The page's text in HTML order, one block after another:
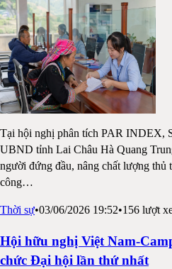
Tại hội nghị phân tích PAR INDEX,
UBND tỉnh Lai Châu Hà Quang
người đứng đầu, nâng chất lượng thủ
công…
Thời sự•03/06/2026 19:52•156 lượt
Hội hữu nghị Việt Nam-
chức Đại hội lần thứ nhất